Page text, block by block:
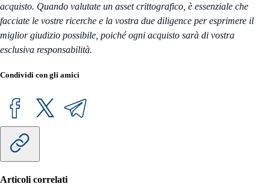
acquisto. Quando valutate un asset crittografico, è essenziale che
facciate le vostre ricerche e la vostra due diligence per esprimere il
miglior giudizio possibile, poiché ogni acquisto sarà di vostra
esclusiva responsabilità.
Condividi con gli amici
Articoli correlati